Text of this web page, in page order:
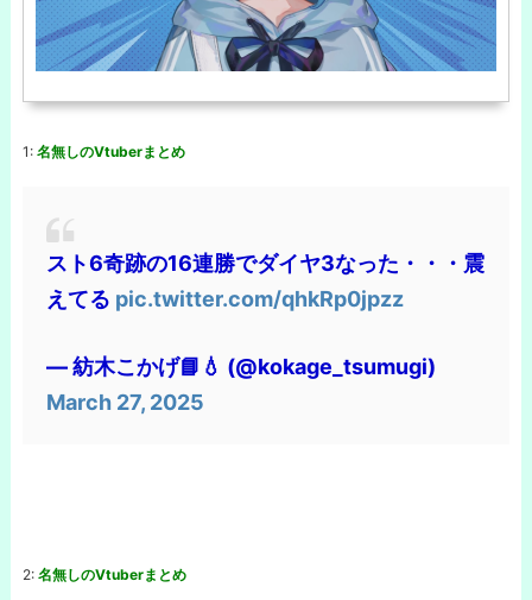
1: 名無しのVtuberまとめ
スト6奇跡の16連勝でダイヤ3なった・・・震
えてる pic.twitter.com/qhkRp0jpzz
— 紡木こかげ📘💧 (@kokage_tsumugi)
March 27, 2025
2: 名無しのVtuberまとめ